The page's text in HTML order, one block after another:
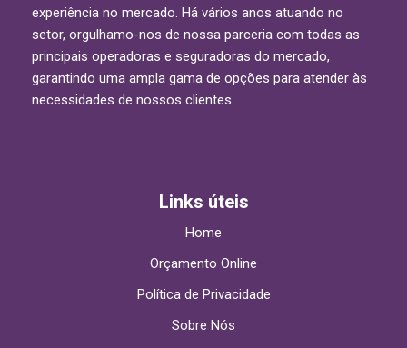
experiência no mercado. Há vários anos atuando no
setor, orgulhamo-nos de nossa parceria com todas as
principais operadoras e seguradoras do mercado,
garantindo uma ampla gama de opções para atender às
necessidades de nossos clientes.
Links úteis
Home
Orçamento Online
Política de Privacidade
Sobre Nós